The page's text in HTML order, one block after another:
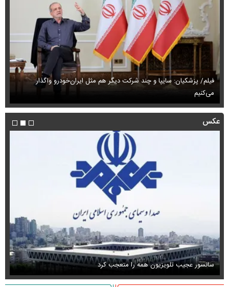
فیلم/ پزشکیان: سایپا و چند شرکت دیگر هم مثل ایران‌خودرو واگذار
می‌کنیم
عکس
سانسور عجیب تلویزیون همه را متعجب کرد